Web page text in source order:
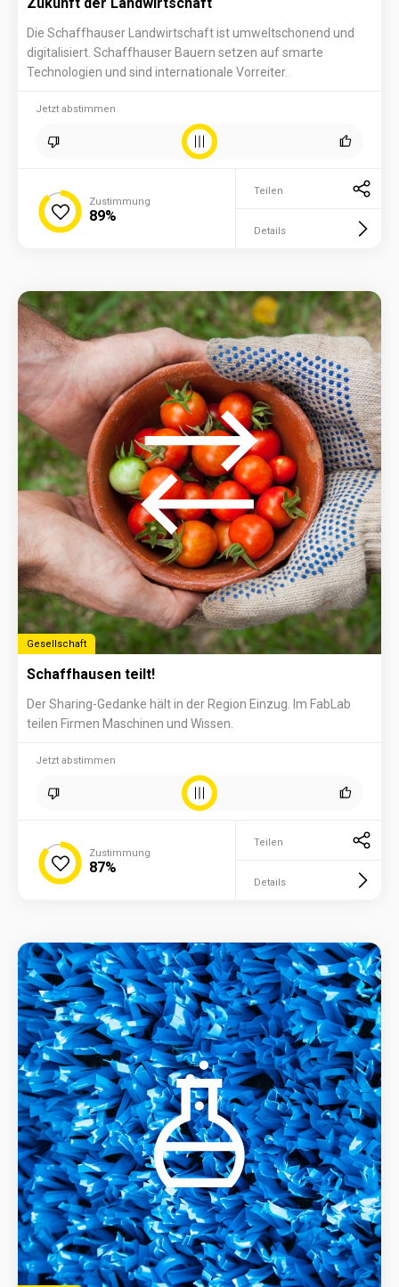
Die Schaffhauser Landwirtschaft ist umweltschonend und
digitalisiert. Schaffhauser Bauern setzen auf smarte
Technologien und sind internationale Vorreiter.
Jetzt abstimmen
Zustimmung
89%
Teilen
Details
Gesellschaft
Schaffhausen teilt!
Der Sharing-Gedanke hält in der Region Einzug. Im FabLab
teilen Firmen Maschinen und Wissen.
Jetzt abstimmen
Zustimmung
87%
Teilen
Details